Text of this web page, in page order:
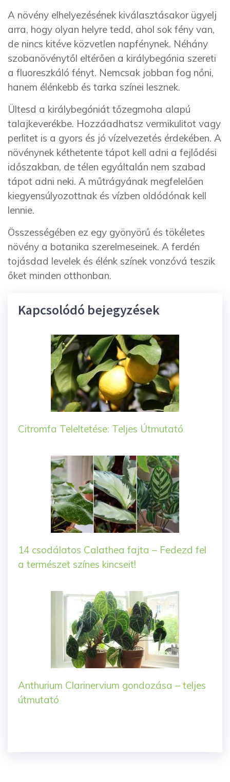
A növény elhelyezésének kiválasztásakor ügyelj
arra, hogy olyan helyre tedd, ahol sok fény van,
de nincs kitéve közvetlen napfénynek. Néhány
szobanövénytől eltérően a királybegónia szereti
a fluoreszkáló fényt. Nemcsak jobban fog nőni,
hanem élénkebb és tarka színei lesznek.
Ültesd a királybegóniát tőzegmoha alapú
talajkeverékbe. Hozzáadhatsz vermikulitot vagy
perlitet is a gyors és jó vízelvezetés érdekében. A
növénynek kéthetente tápot kell adni a fejlődési
időszakban, de télen egyáltalán nem szabad
tápot adni neki. A műtrágyának megfelelően
kiegyensúlyozottnak és vízben oldódónak kell
lennie.
Összességében ez egy gyönyörű és tökéletes
növény a botanika szerelmeseinek. A ferdén
tojásdad levelek és élénk színek vonzóvá teszik
őket minden otthonban.
Kapcsolódó bejegyzések
Citromfa Teleltetése: Teljes Útmutató
14 csodálatos Calathea fajta – Fedezd fel
a természet színes kincseit!
Anthurium Clarinervium gondozása – teljes
útmutató